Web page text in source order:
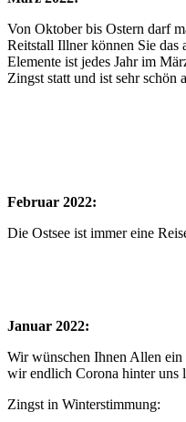
Von Oktober bis Ostern darf
Reitstall Illner können Sie das
Elemente ist jedes Jahr im
Zingst statt und ist sehr schön
Februar 2022:
Die Ostsee ist immer eine
Januar 2022:
Wir wünschen Ihnen Allen ein
wir endlich Corona hinter uns
Zingst in Winterstimmung: